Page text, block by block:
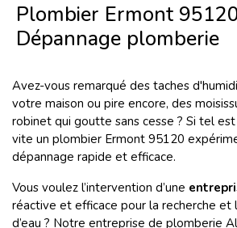
Plombier Ermont
Dépannage plomberie
Avez-vous remarqué des taches
votre maison ou pire encore, des
robinet qui goutte sans cesse ? Si tel
vite un plombier Ermont 95120
dépannage rapide et efficace.
Vous voulez l’intervention d’une
réactive et efficace pour la recherche et
d’eau ? Notre entreprise de plomberie